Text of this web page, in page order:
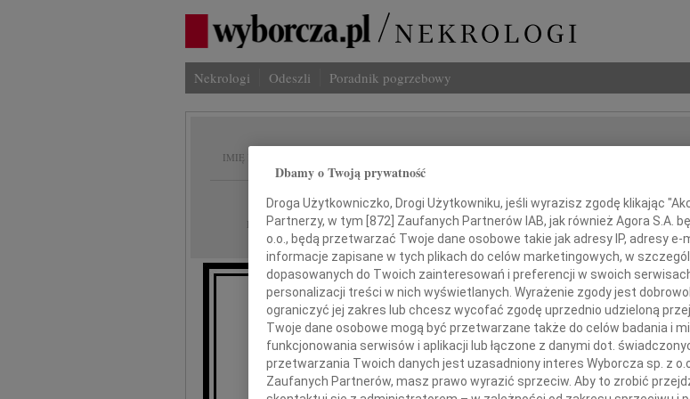
Nekrologi Odeszli Poradnik pogrzebowy
IMIĘ I NAZWISKO: Paweł
REGION: Gdańsk
DATA EMISJI: 19.04.2021
Pawełku
..za szybko znalazłeś swoje miejsce do zaparkowania....
Dbamy o Twoją prywatność
Droga Użytkowniczko, Drogi Użytkowniku, jeśli wyrazisz zgodę klikając
Partnerzy, w tym [ 872 ] Zaufanych Partnerów IAB, jak również Agora S.A.
o.o., będą przetwarzać Twoje dane osobowe takie jak adresy IP, adresy
informacje zapisane w tych plikach do celów marketingowych, w
dopasowanych do Twoich zainteresowań i preferencji w swoich
personalizacji treści w nich wyświetlanych. Wyrażenie zgody jest
ograniczyć jej zakres lub chcesz wycofać zgodę uprzednio udzieloną
Twoje dane osobowe mogą być przetwarzane także do celów badania i
funkcjonowania serwisów i aplikacji lub łączone z danymi dot.
przetwarzania Twoich danych jest uzasadniony interes Wyborcza sp. z
Zaufanych Partnerów, masz prawo wyrazić sprzeciw. Aby to zrobić